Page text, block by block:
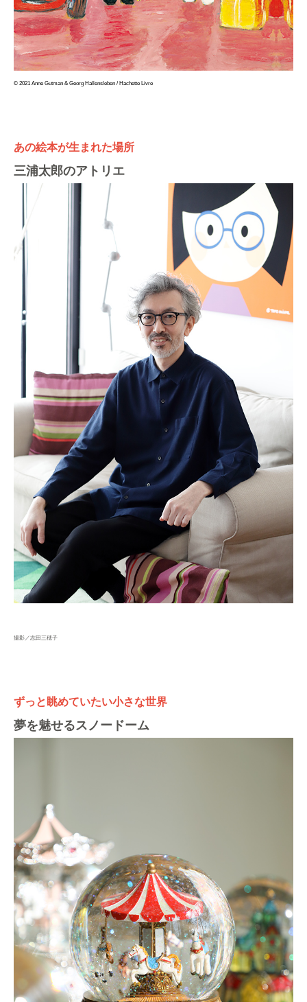
© 2021 Anne Gutman & Georg Hallensleben / Hachette Livre
あの絵本が生まれた場所
三浦太郎のアトリエ
撮影／志田三穂子
ずっと眺めていたい小さな世界
夢を魅せるスノードーム